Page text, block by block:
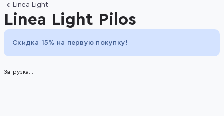
Linea Light
Linea Light Pilos
Скидка 15% на первую покупку!
Загрузка...